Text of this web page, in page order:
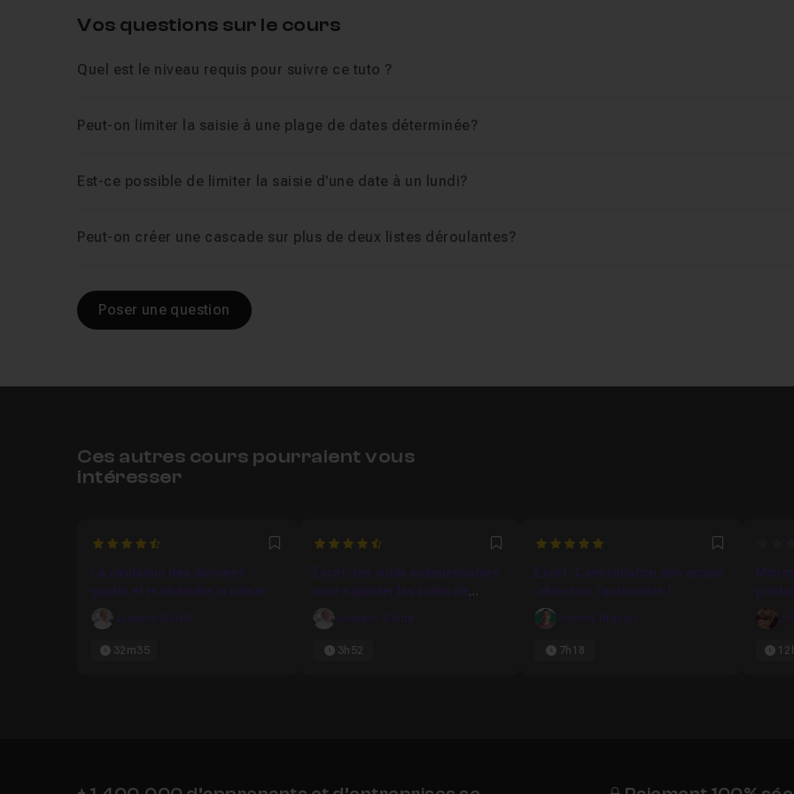
Vos questions sur le cours
Quel est le niveau requis pour suivre ce tuto ?
Peut-on limiter la saisie à une plage de dates déterminée?
Est-ce possible de limiter la saisie d'une date à un lundi?
Peut-on créer une cascade sur plus de deux listes déroulantes?
Poser une question
Ces autres cours pourraient vous
intéresser
4.75 Favori
La validation des données :
guider et restreindre la saisie
Josselin Baldé
32m35
4.9 Favori
Excel : les outils indispensables
pour exploiter les listes de
données
Josselin Baldé
3h52
5 Favori
Excel : Consolidation des acquis
: direction l'autonomie !
Tommy Rigault
7h18